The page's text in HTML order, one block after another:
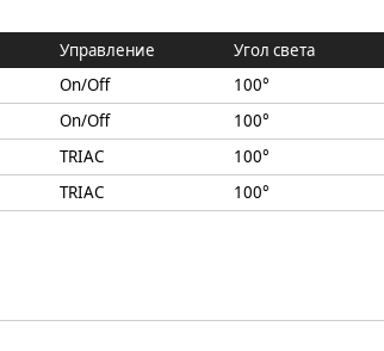
Управление Угол света
On/Off 100°
On/Off 100°
TRIAC 100°
TRIAC 100°